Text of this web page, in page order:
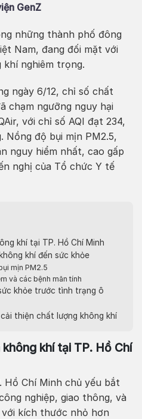
GenZ
những thành phố đông
Nam, đang đối mặt với
nghiêm trọng.
ngày 6/12, chỉ số chất
chạm ngưỡng nguy hại
với chỉ số AQI đạt 234,
Nồng độ bụi mịn PM2.5,
nguy hiểm nhất, cao gấp
nghị của Tổ chức Y tế
khí tại TP. Hồ Chí Minh
khí đến sức khỏe
mịn PM2.5
và các bệnh mãn tính
khỏe trước tình trạng ô
thiện chất lượng không khí
khí tại TP. Hồ Chí
Hồ Chí Minh chủ yếu bắt
nghiệp, giao thông, và
với kích thước nhỏ hơn